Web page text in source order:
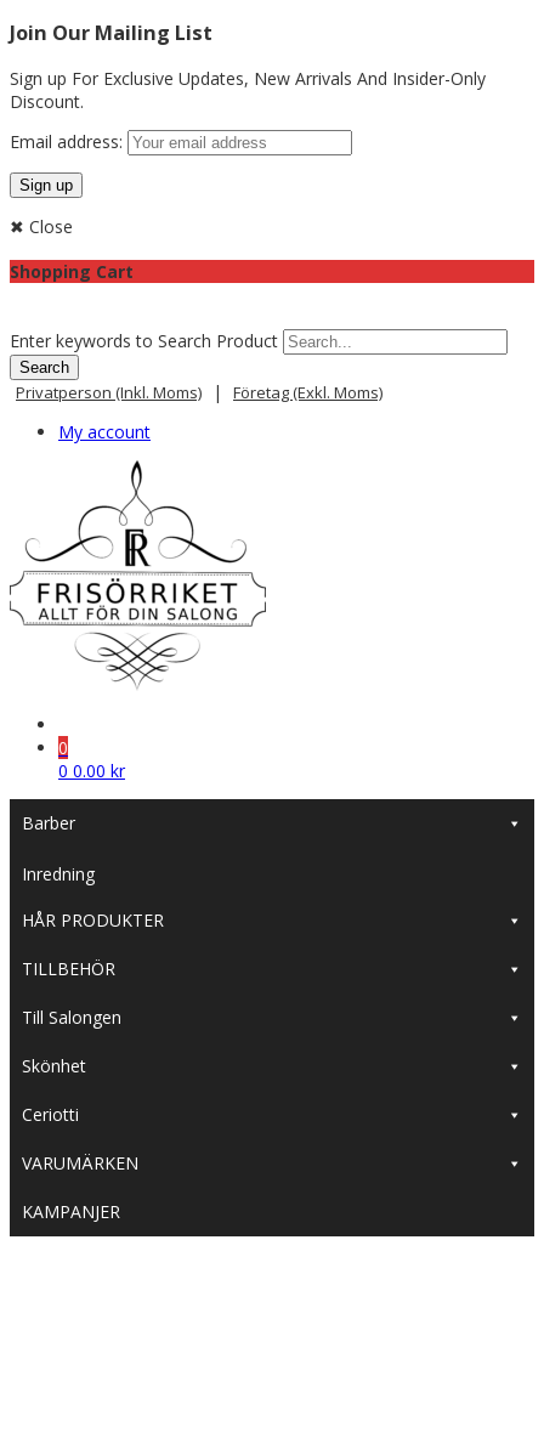
Join Our Mailing List
Sign up For Exclusive Updates, New Arrivals And Insider-Only
Discount.
Email address:
✖ Close
Shopping Cart
Enter keywords to Search Product
Privatperson (inkl. Moms) | Företag (exkl. Moms)
My account
0
0 0.00 kr
Barber
Inredning
HÅR PRODUKTER
TILLBEHÖR
Till Salongen
Skönhet
Ceriotti
VARUMÄRKEN
KAMPANJER